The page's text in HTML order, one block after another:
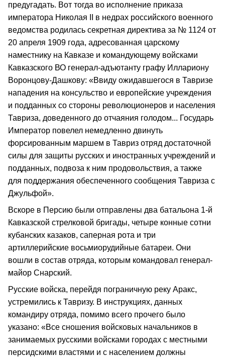
предугадать. Вот тогда во исполнение приказа
императора Николая II в недрах российского военного
ведомства родилась секретная директива за № 1124 от
20 апреля 1909 года, адресованная царскому
наместнику на Кавказе и командующему войсками
Кавказского ВО генерал-адъютанту графу Иллариону
Воронцову-Дашкову: «Ввиду ожидавшегося в Тавризе
нападения на консульство и европейские учреждения
и подданных со стороны революционеров и населения
Тавриза, доведенного до отчаяния голодом... Государь
Император повелел немедленно двинуть
форсированным маршем в Тавриз отряд достаточной
силы для защиты русских и иностранных учреждений и
подданных, подвоза к ним продовольствия, а также
для поддержания обеспеченного сообщения Тавриза с
Джульфой».
Вскоре в Персию были отправлены два батальона 1-й
Кавказской стрелковой бригады, четыре конные сотни
кубанских казаков, саперная рота и три
артиллерийские восьмиорудийные батареи. Они
вошли в состав отряда, которым командовал генерал-
майор Снарский.
Русские войска, перейдя пограничную реку Аракс,
устремились к Тавризу. В инструкциях, данных
командиру отряда, помимо всего прочего было
указано: «Все сношения войсковых начальников в
занимаемых русскими войсками городах с местными
персидскими властями и с населением должны